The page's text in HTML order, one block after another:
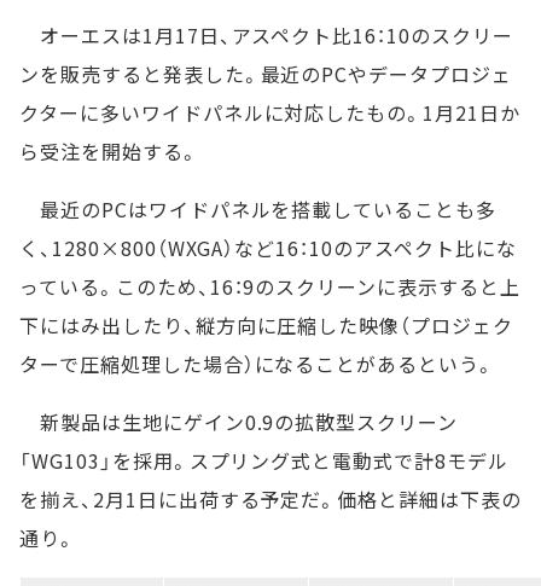
オーエスは1月17日、アスペクト比16：10のスクリー
ンを販売すると発表した。最近のPCやデータプロジェ
クターに多いワイドパネルに対応したもの。1月21日か
ら受注を開始する。
最近のPCはワイドパネルを搭載していることも多
く、1280×800（WXGA）など16：10のアスペクト比にな
っている。このため、16：9のスクリーンに表示すると上
下にはみ出したり、縦方向に圧縮した映像（プロジェク
ターで圧縮処理した場合）になることがあるという。
新製品は生地にゲイン0.9の拡散型スクリーン
「WG103」を採用。スプリング式と電動式で計8モデル
を揃え、2月1日に出荷する予定だ。価格と詳細は下表の
通り。